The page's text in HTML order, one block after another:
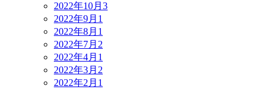
2022年10月 3
2022年9月 1
2022年8月 1
2022年7月 2
2022年4月 1
2022年3月 2
2022年2月 1